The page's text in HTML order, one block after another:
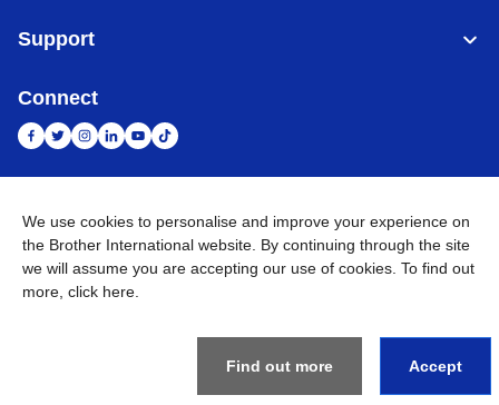
Support
Connect
Indonesia Jaringan Global
Privacy Policy Ketentuan Penggunaan Site Map Kunjungi Situs Global
Rights Reserved
We use cookies to personalise and improve your experience on
the Brother International website. By continuing through the site
we will assume you are accepting our use of cookies. To find out
more, click here
Find out more Accept